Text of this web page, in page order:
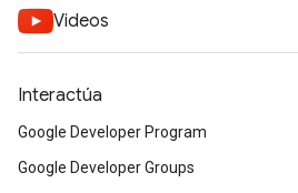
Videos
Interactúa
Google Developer Program
Google Developer Groups